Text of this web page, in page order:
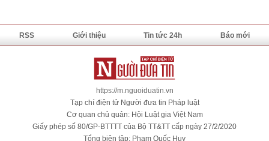
RSS Giới thiệu Tin tức 24h Báo mới
https://m.nguoiduatin.vn
Tạp chí điện tử Người đưa tin Pháp luật
Cơ quan chủ quản: Hội Luật gia Việt Nam
Giấy phép số 80/GP-BTTTT của Bộ TT&TT cấp ngày 27/2/2020
Tổng biên tập: Phạm Quốc Huy